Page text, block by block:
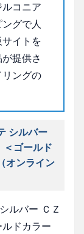
コニア
グで人
イトを
提供さ
ングの
シルバー
＜ゴールド
オンライン
ルバー ＣＺ
ドカラー